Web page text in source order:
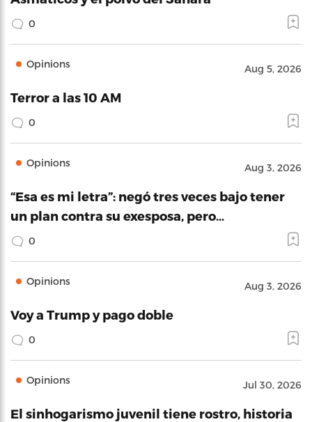
0
Opinions Aug 5, 2026
Terror a las 10 AM
0
Opinions Aug 3, 2026
“Esa es mi letra”: negó tres veces bajo tener
un plan contra su exesposa, pero…
0
Opinions Aug 3, 2026
Voy a Trump y pago doble
0
Opinions Jul 30, 2026
El sinhogarismo juvenil tiene rostro, historia